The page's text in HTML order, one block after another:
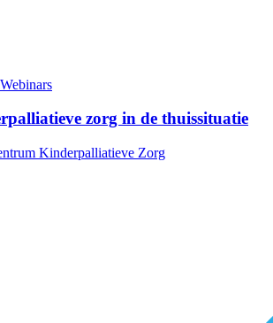
Webinars
zorg in de thuissituatie
Kinderpalliatieve Zorg